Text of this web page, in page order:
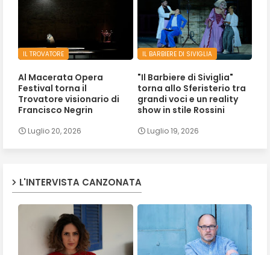
IL TROVATORE
Al Macerata Opera
Festival torna il
Trovatore visionario di
Francisco Negrin
Luglio 20, 2026
IL BARBIERE DI SIVIGLIA
"Il Barbiere di Siviglia"
torna allo Sferisterio tra
grandi voci e un reality
show in stile Rossini
Luglio 19, 2026
L'INTERVISTA CANZONATA